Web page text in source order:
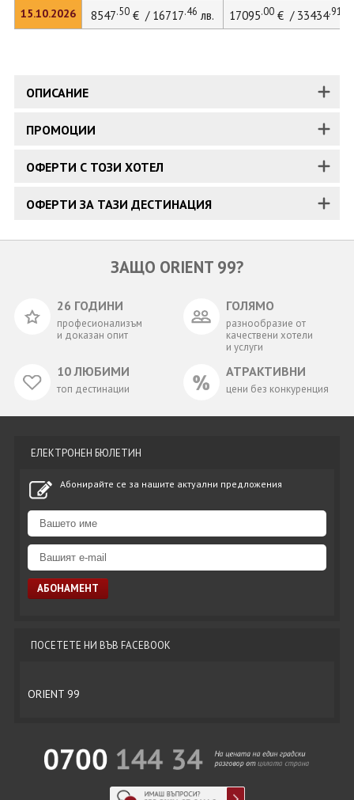
15.10.2026
8547.50€ / 16717.46 лв. 17095.00€ / 33434.91
ОПИСАНИЕ
ПРОМОЦИИ
ОФЕРТИ С ТОЗИ ХОТЕЛ
ОФЕРТИ ЗА ТАЗИ ДЕСТИНАЦИЯ
ЗАЩО ORIENT 99?
26 ГОДИНИ
професионализъм
и доказан опит
ГОЛЯМО
разнообразие от
качествени хотели
и услуги
10 ЛЮБИМИ
топ дестинации
АТРАКТИВНИ
цени без конкуренция
ЕЛЕКТРОНЕН БЮЛЕТИН
Абонирайте се за нашите актуални предложения
ПОСЕТЕТЕ НИ ВЪВ FACEBOOK
ORIENT 99